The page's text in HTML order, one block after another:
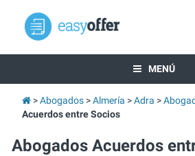
MENÚ
Abogados Almería Adra
Acuerdos entre Socios
Abogados Acuerdos